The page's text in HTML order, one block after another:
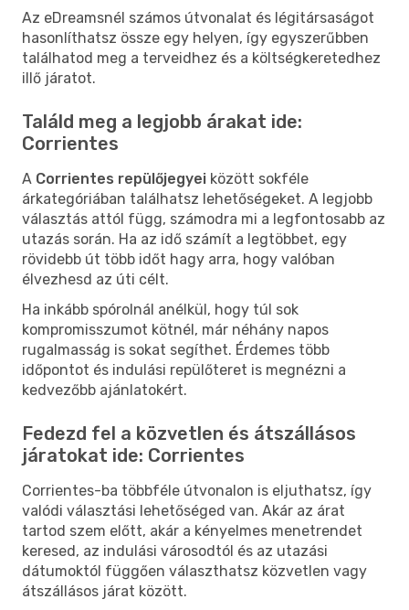
Az eDreamsnél számos útvonalat és légitársaságot
hasonlíthatsz össze egy helyen, így egyszerűbben
találhatod meg a terveidhez és a költségkeretedhez
illő járatot.
Találd meg a legjobb árakat ide:
Corrientes
A Corrientes repülőjegyei között sokféle
árkategóriában találhatsz lehetőségeket. A legjobb
választás attól függ, számodra mi a legfontosabb az
utazás során. Ha az idő számít a legtöbbet, egy
rövidebb út több időt hagy arra, hogy valóban
élvezhesd az úti célt.
Ha inkább spórolnál anélkül, hogy túl sok
kompromisszumot kötnél, már néhány napos
rugalmasság is sokat segíthet. Érdemes több
időpontot és indulási repülőteret is megnézni a
kedvezőbb ajánlatokért.
Fedezd fel a közvetlen és átszállásos
járatokat ide: Corrientes
Corrientes-ba többféle útvonalon is eljuthatsz, így
valódi választási lehetőséged van. Akár az árat
tartod szem előtt, akár a kényelmes menetrendet
keresed, az indulási városodtól és az utazási
dátumoktól függően választhatsz közvetlen vagy
átszállásos járat között.